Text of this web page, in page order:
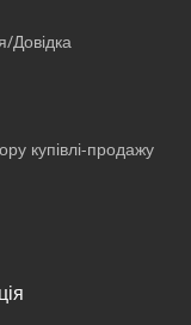
Довідка
купівлі-продажу